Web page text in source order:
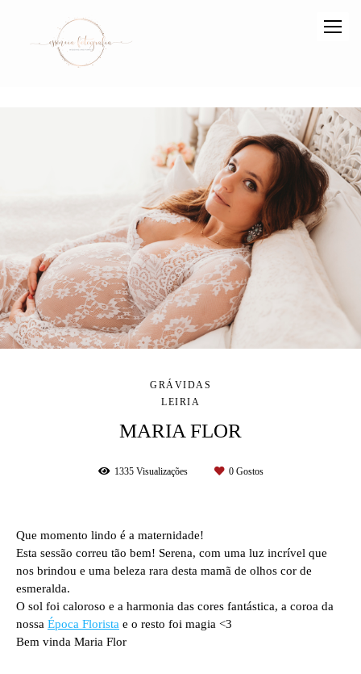
GRÁVIDAS
LEIRIA
MARIA FLOR
1335Visualizações 0Gostos
Que momento lindo é a maternidade!
Esta sessão correu tão bem! Serena, com uma luz incrível que
nos brindou e uma beleza rara desta mamã de olhos cor de
esmeralda.
O sol foi caloroso e a harmonia das cores fantástica, a coroa da
nossa Época Florista e o resto foi magia <3
Bem vinda Maria Flor